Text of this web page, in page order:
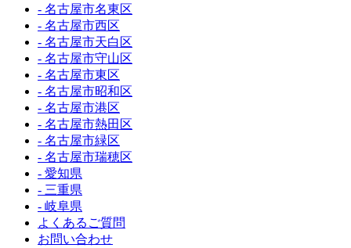
- 名古屋市名東区
- 名古屋市西区
- 名古屋市天白区
- 名古屋市守山区
- 名古屋市東区
- 名古屋市昭和区
- 名古屋市港区
- 名古屋市熱田区
- 名古屋市緑区
- 名古屋市瑞穂区
- 愛知県
- 三重県
- 岐阜県
よくあるご質問
お問い合わせ